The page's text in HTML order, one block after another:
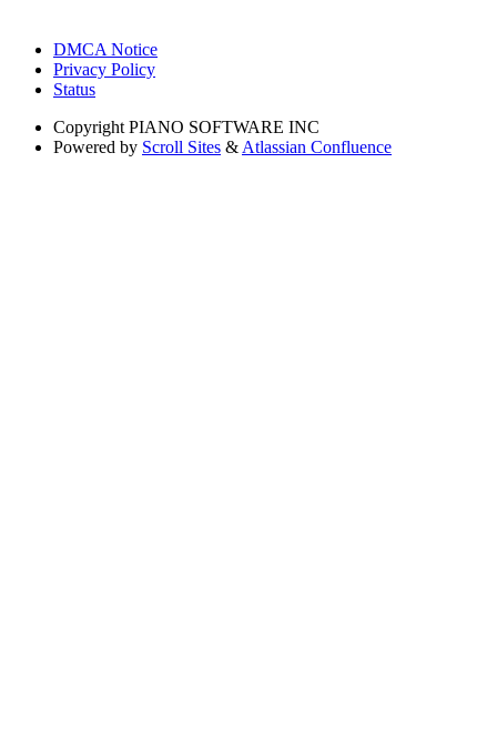
DMCA Notice
Privacy Policy
Status
Copyright PIANO SOFTWARE INC
Powered by Scroll Sites & Atlassian Confluence